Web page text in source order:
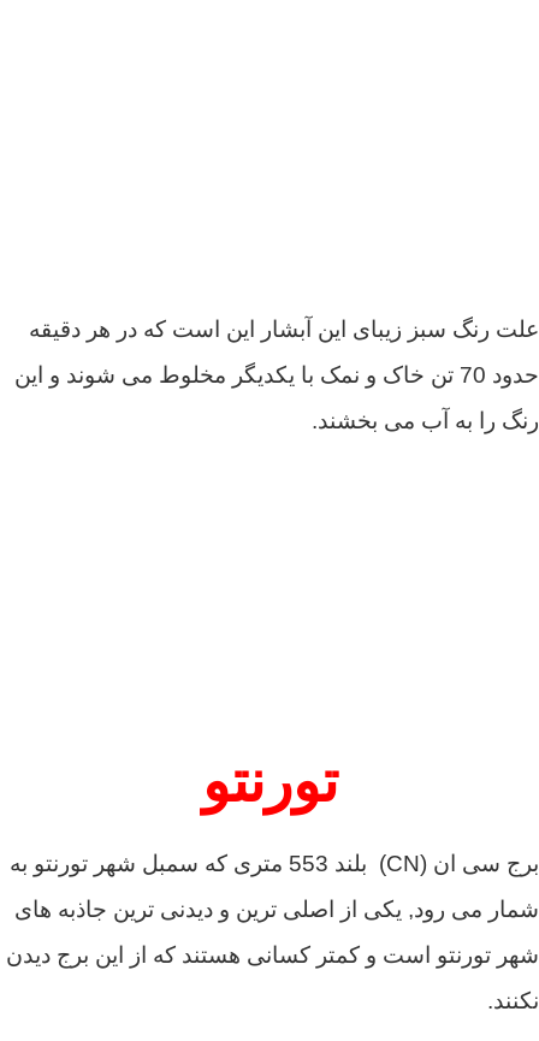
علت رنگ سبز زیبای این آبشار این است که در هر دقیقه
حدود 70 تن خاک و نمک با یکدیگر مخلوط می شوند و این
رنگ را به آب می بخشند.
تورنتو
برج سی ان (CN) بلند 553 متری که سمبل شهر تورنتو به
شمار می رود, یکی از اصلی ترین و دیدنی ترین جاذبه های
شهر تورنتو است و کمتر کسانی هستند که از این برج دیدن
نکنند.